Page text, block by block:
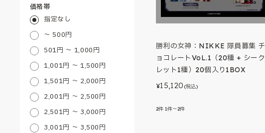
価格帯
指定なし
～ 500円
501円 ～ 1,000円
1,001円 ～ 1,500円
1,501円 ～ 2,000円
2,001円 ～ 2,500円
2,501円 ～ 3,000円
3,001円 ～ 3,500円
勝利の女神：NIKKE 隊員募集 チ
ョコレートVoL.1（20種 + シーク
レット1種）20個入り1BOX
¥15,120 (税込)
2件 1件～2件